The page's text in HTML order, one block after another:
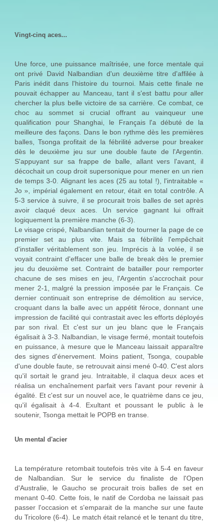
Vingt-cinq aces...
Une force, une puissance maîtrisée, une force mentale qui
ont privé David Nalbandian d'un deuxième titre d'affilée à
Paris inédit dans l'histoire du tournoi. Mais cette finale ne
pouvait échapper au Manceau, tant il s'est battu pour aller
chercher la plus belle victoire de sa carrière. Ce combat, ce
choc au sommet si crucial offrant au vainqueur une
qualification pour Shanghai, le Français l'a débuté de la
meilleure des façons. Dans le bon rythme dès les premières
balles, Tsonga profitait de la fébrilité adverse pour breaker
dès le deuxième jeu sur une double faute de l'Argentin.
S'appuyant sur sa frappe de balle, allant vers l'avant, il
décochait un coup droit supersonique pour mener en un rien
de temps 3-0. Alignant les aces (25 au total !), l'intraitable «
Jo », impérial également en retour, était en total contrôle. A
5-3 service à suivre, il se procurait trois balles de set après
avoir claqué deux aces. Un service gagnant lui offrait
logiquement la première manche (6-3).
Le visage crispé, Nalbandian tentait de tourner la page de ce
premier set au plus vite. Mais sa fébrilité l'empêchait
d'installer véritablement son jeu. Imprécis à la volée, il se
voyait contraint d'effacer une balle de break dès le premier
jeu du deuxième set. Contraint de batailler pour remporter
chacune de ses mises en jeu, l'Argentin s'accrochait pour
mener 2-1, malgré la pression imposée par le Français. Ce
dernier continuait son entreprise de démolition au service,
croquant dans la balle avec un appétit féroce, donnant une
impression de facilité qui contrastait avec les efforts déployés
par son rival. Et c'est sur un jeu blanc que le Français
égalisait à 3-3. Nalbandian, le visage fermé, montait toutefois
en puissance, à mesure que le Manceau laissait apparaître
des signes d'énervement. Moins patient, Tsonga, coupable
d'une double faute, se retrouvait ainsi mené 0-40. C'est alors
qu'il sortait le grand jeu. Intraitable, il claqua deux aces et
réalisa un enchaînement parfait vers l'avant pour revenir à
égalité. Et c'est sur un nouvel ace, le quatrième dans ce jeu,
qu'il égalisait à 4-4. Exultant et poussant le public à le
soutenir, Tsonga mettait le POPB en transe.
Un mental d'acier
La température retombait toutefois très vite à 5-4 en faveur
de Nalbandian. Sur le service du finaliste de l'Open
d'Australie, le Gaucho se procurait trois balles de set en
menant 0-40. Cette fois, le natif de Cordoba ne laissait pas
passer l'occasion et s'emparait de la manche sur une faute
du Tricolore (6-4). Le match était relancé et le tenant du titre,